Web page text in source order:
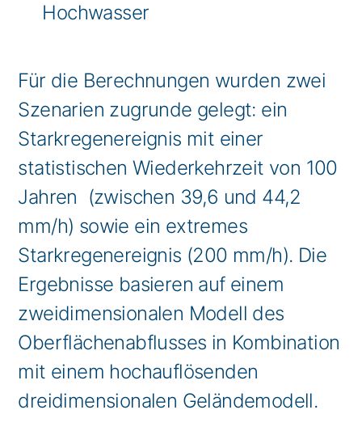
Hochwasser
Für die Berechnungen wurden zwei
Szenarien zugrunde gelegt: ein
Starkregenereignis mit einer
statistischen Wiederkehrzeit von 100
Jahren (zwischen 39,6 und 44,2
mm/h) sowie ein extremes
Starkregenereignis (200 mm/h). Die
Ergebnisse basieren auf einem
zweidimensionalen Modell des
Oberflächenabflusses in Kombination
mit einem hochauflösenden
dreidimensionalen Geländemodell.